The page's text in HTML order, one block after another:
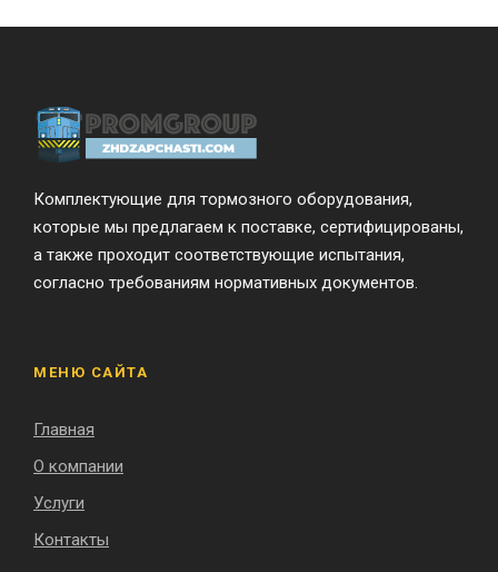
Комплектующие для тормозного оборудования,
которые мы предлагаем к поставке, сертифицированы,
а также проходит соответствующие испытания,
согласно требованиям нормативных документов.
МЕНЮ САЙТА
Главная
О компании
Услуги
Контакты